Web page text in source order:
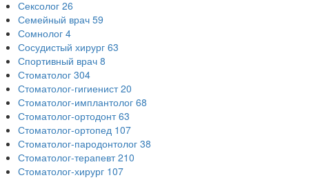
Сексолог 26
Семейный врач 59
Сомнолог 4
Сосудистый хирург 63
Спортивный врач 8
Стоматолог 304
Стоматолог-гигиенист 20
Стоматолог-имплантолог 68
Стоматолог-ортодонт 63
Стоматолог-ортопед 107
Стоматолог-пародонтолог 38
Стоматолог-терапевт 210
Стоматолог-хирург 107